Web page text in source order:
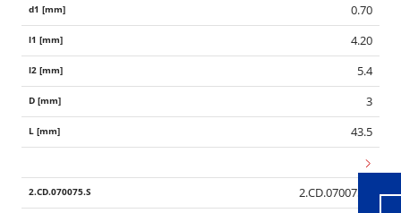
0.70
4.20
5.4
3
43.5
2.CD.070075.S